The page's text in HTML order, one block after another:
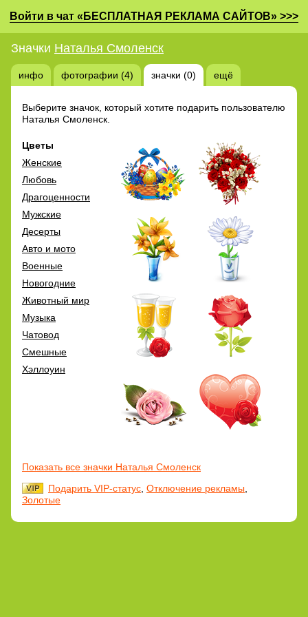
Войти в чат «БЕСПЛАТНАЯ РЕКЛАМА САЙТОВ» >>>
Значки Наталья Смоленск
инфо фотографии (4) значки (0) ещё
Выберите значок, который хотите подарить пользователю
Наталья Смоленск.
Цветы
Женские
Любовь
Драгоценности
Мужские
Десерты
Авто и мото
Военные
Новогодние
Животный мир
Музыка
Чатовод
Смешные
Хэллоуин
Показать все значки Наталья Смоленск
Подарить VIP-статус Отключение рекламы
Золотые